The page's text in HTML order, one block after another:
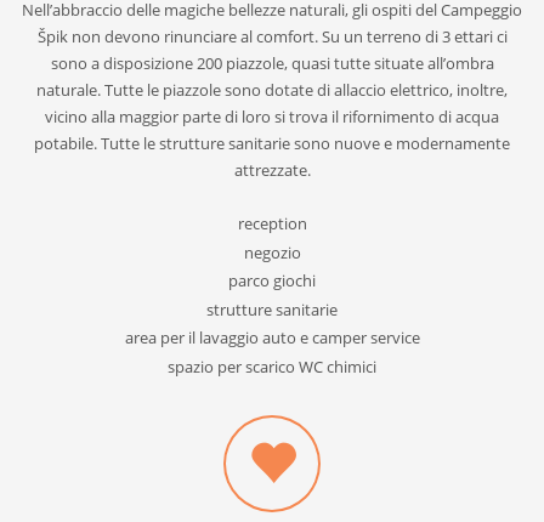
Program aktivnosti
Aktivnosti
Nell’abbraccio delle magiche bellezze naturali, gli ospiti del Campeggio
Špik non devono rinunciare al comfort. Su un terreno di 3 ettari ci
sono a disposizione 200 piazzole, quasi tutte situate all’ombra
naturale. Tutte le piazzole sono dotate di allaccio elettrico, inoltre,
vicino alla maggior parte di loro si trova il rifornimento di acqua
potabile. Tutte le strutture sanitarie sono nuove e modernamente
attrezzate.
reception
negozio
parco giochi
strutture sanitarie
area per il lavaggio auto e camper service
spazio per scarico WC chimici